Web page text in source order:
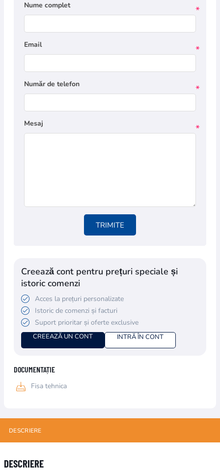
Nume complet *
Email *
Număr de telefon *
Mesaj *
TRIMITE
Creează cont pentru prețuri speciale și
istoric comenzi
Acces la prețuri personalizate
Istoric de comenzi și facturi
Suport prioritar și oferte exclusive
CREEAZĂ UN CONT INTRĂ ÎN CONT
DOCUMENTAȚIE
Fisa tehnica
DESCRIERE
DESCRIERE